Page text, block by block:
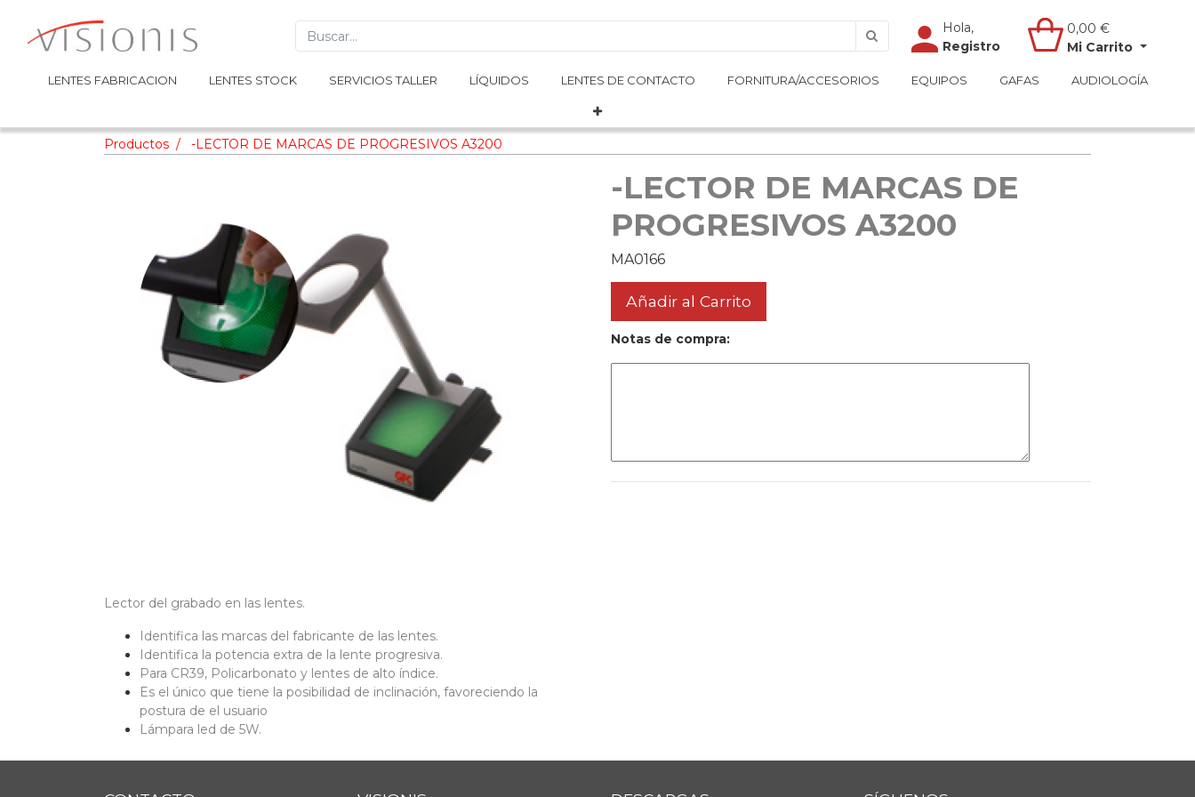
Hola,
Registro
0,00 €
Mi Carrito
LENTES FABRICACION LENTES STOCK SERVICIOS TALLER LÍQUIDOS LENTES DE CONTACTO FORNITURA/ACCESORIOS EQUIPOS GAFAS AUDIOLOGÍA
Hola,
Registro
0,00 €
Mi Carrito
LENTES FABRICACION LENTES STOCK SERVICIOS TALLER LÍQUIDOS LENTES DE CONTACTO FORNITURA/ACCESORIOS EQUIPOS GAFAS AUDIOLOGÍA
Productos -LECTOR DE MARCAS DE PROGRESIVOS A3200
Lector del grabado en las lentes.
Identifica las marcas del fabricante de las lentes.
Identifica la potencia extra de la lente progresiva.
Para CR39, Policarbonato y lentes de alto índice.
Es el único que tiene la posibilidad de inclinación, favoreciendo la
postura de el usuario
Lámpara led de 5W.
-LECTOR DE MARCAS DE
PROGRESIVOS A3200
MA0166
Añadir al Carrito
Notas de compra: